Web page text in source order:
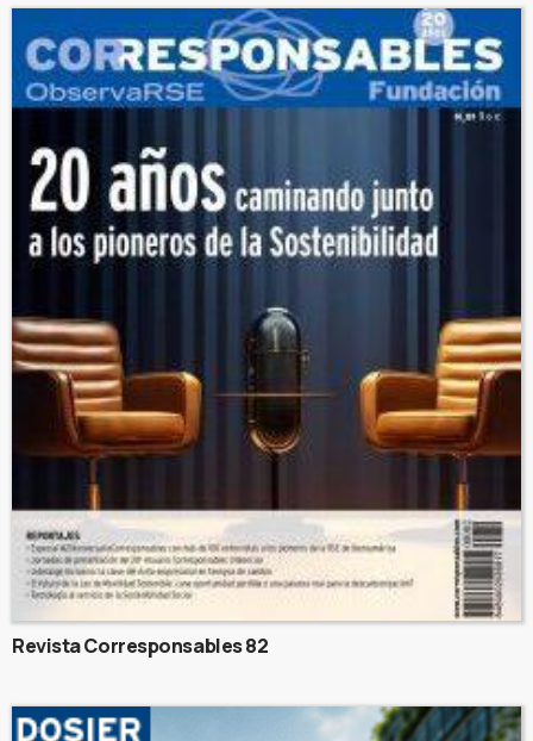
Revista Corresponsables 82